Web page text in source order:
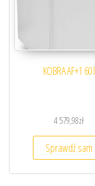
KOBRA AF+1 60 l
4 579,98zł
Sprawdź sam